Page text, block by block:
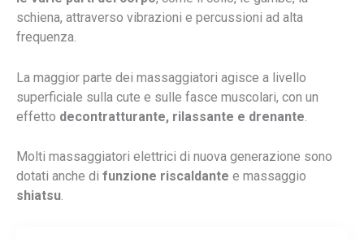
schiena, attraverso vibrazioni e percussioni ad alta
frequenza.
La maggior parte dei massaggiatori agisce a livello
superficiale sulla cute e sulle fasce muscolari, con un
effetto decontratturante, rilassante e drenante
Molti massaggiatori elettrici di nuova generazione sono
dotati anche di funzione riscaldante e massaggio
shiatsu.
Ciao, Sono l’assistente virtuale del dott. Alessandro la Torre.
trattamenti e prenotazioni.